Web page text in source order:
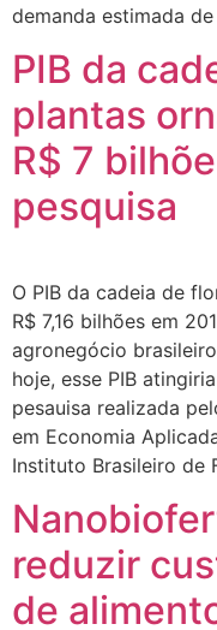
demanda estimada
PIB da
plantas
R$ 7
pesquisa
O PIB da cadeia de
R$ 7,16 bilhões em
agronegócio
hoje, esse PIB
pesauisa realizada
em Economia
Instituto Brasileiro de
reduzir
de